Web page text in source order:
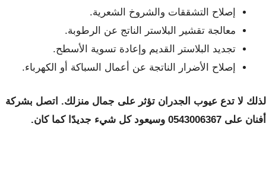
إصلاح التشققات والشروخ الشعرية.
معالجة تقشير البلاستر الناتج عن الرطوبة.
تجديد البلاستر القديم وإعادة تسوية الأسطح.
إصلاح الأضرار الناتجة عن أعمال السباكة أو الكهرباء.
لذلك لا تدع عيوب الجدران تؤثر على جمال منزلك. اتصل بشركة
أفنان على 0543006367 وسيعود كل شيء جديدًا كما كان.